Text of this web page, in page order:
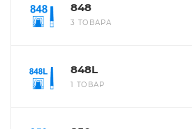
848
3 ТОВАРА
848L
1 ТОВАР